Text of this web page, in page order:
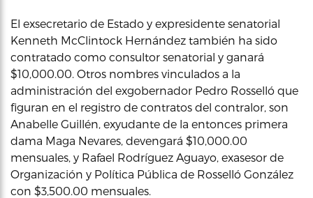
El exsecretario de Estado y expresidente senatorial
Kenneth McClintock Hernández también ha sido
contratado como consultor senatorial y ganará
$10,000.00. Otros nombres vinculados a la
administración del exgobernador Pedro Rosselló que
figuran en el registro de contratos del contralor, son
Anabelle Guillén, exyudante de la entonces primera
dama Maga Nevares, devengará $10,000.00
mensuales, y Rafael Rodríguez Aguayo, exasesor de
Organización y Política Pública de Rosselló González
con $3,500.00 mensuales.